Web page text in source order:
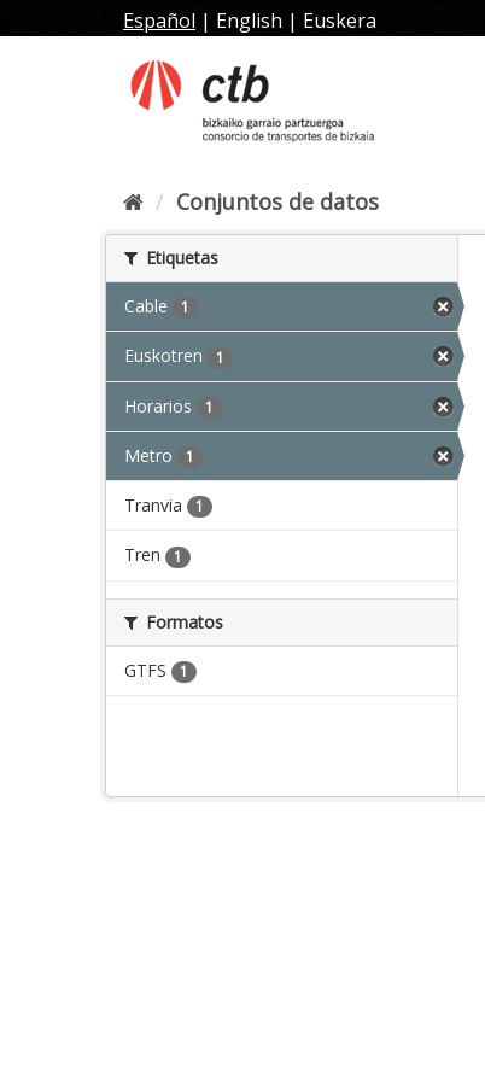
al
Español | English | Euskera
Conjuntos de datos
Etiquetas
Cable 1
Euskotren 1
Horarios 1
Metro 1
Tranvia 1
Tren 1
Formatos
GTFS 1